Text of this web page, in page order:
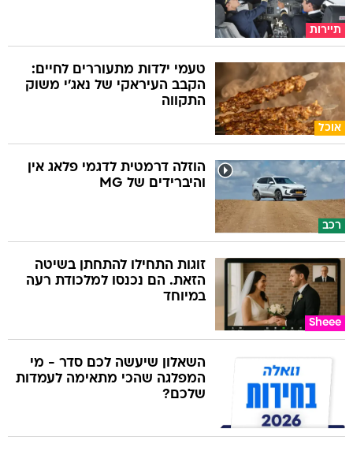
תיירות
אוכל
טעמי ילדות מתעוררים לחיים:
הקבב העיראקי של נאג׳י משוק
התקווה
רכב
הוזלה דרמטית לדגמי פלאג אין
והיברידים של MG
Sheee
זוגות התחילו להתחתן בשיטה
הזאת. הם נכנסו למלכודת רעה
במיוחד
השאלון שיעשה לכם סדר - מי
המפלגה שהכי מתאימה לעמדות
שלכם?